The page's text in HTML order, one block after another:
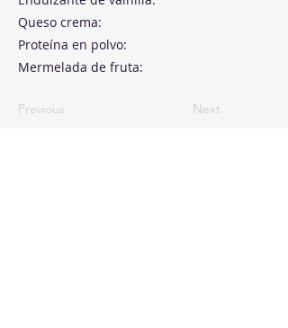
Queso crema:
Proteína en polvo:
Mermelada de fruta:
Previous Next